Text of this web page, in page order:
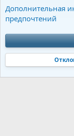
Cookies Charm
Обратная связь
Политика
Community platform by
Jumuro®|Media embeds
Дополнительная
предпочтений